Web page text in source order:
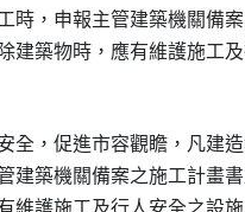
時，申報主管建築機關備
建築物時，應有維護施工
全，促進市容觀瞻，凡建
建築機關備案之施工計畫